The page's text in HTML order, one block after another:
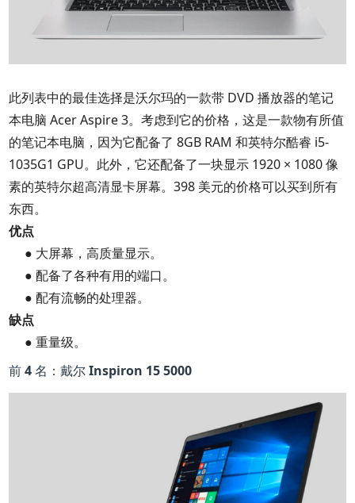
此列表中的最佳选择是沃尔玛的一款带 DVD 播放器的笔记
本电脑 Acer Aspire 3。考虑到它的价格，这是一款物有所值
的笔记本电脑，因为它配备了 8GB RAM 和英特尔酷睿 i5-
1035G1 GPU。此外，它还配备了一块显示 1920 × 1080 像
素的英特尔超高清显卡屏幕。398 美元的价格可以买到所有
东西。
优点
● 大屏幕，高质量显示。
● 配备了各种有用的端口。
● 配有流畅的处理器。
缺点
● 重量级。
前 4 名：戴尔 Inspiron 15 5000